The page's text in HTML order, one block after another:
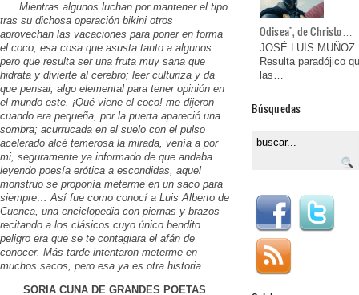
Mientras algunos luchan por mantener el tipo
tras su dichosa operación bikini otros
aprovechan las vacaciones para poner en forma
el coco, esa cosa que asusta tanto a algunos
pero que resulta ser una fruta muy sana que
hidrata y divierte al cerebro; leer culturiza y da
que pensar, algo elemental para tener opinión en
el mundo este. ¡Qué viene el coco! me dijeron
cuando era pequeña, por la puerta apareció una
sombra; acurrucada en el suelo con el pulso
acelerado alcé temerosa la mirada, venía a por
mi, seguramente ya informado de que andaba
leyendo poesía erótica a escondidas, aquel
monstruo se proponía meterme en un saco para
siempre… Así fue como conocí a Luis Alberto de
Cuenca, una enciclopedia con piernas y brazos
recitando a los clásicos cuyo único bendito
peligro era que se te contagiara el afán de
conocer. Más tarde intentaron meterme en
muchos sacos, pero esa ya es otra historia.
SORIA CUNA DE GRANDES POETAS
Odisea", de Christo…
JOSÉ LUIS MUÑOZ
Resulta paradójico
las…
Búsquedas